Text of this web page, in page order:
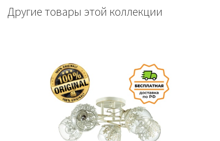
Другие товары этой коллекции